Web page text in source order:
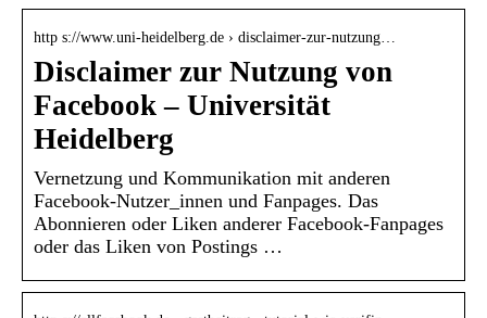
http s://www.uni-heidelberg.de › disclaimer-zur-nutzung…
Disclaimer zur Nutzung von
Facebook – Universität
Heidelberg
Vernetzung und Kommunikation mit anderen
Facebook-Nutzer_innen und Fanpages. Das
Abonnieren oder Liken anderer Facebook-Fanpages
oder das Liken von Postings …